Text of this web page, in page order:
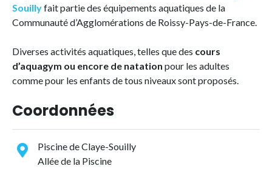
Souillyfait partie des équipements aquatiques de la
Communauté d’Agglomérations de Roissy-Pays-de-France.
Diverses activités aquatiques, telles que des cours
d’aquagym ou encore de natation pour les adultes
comme pour les enfants de tous niveaux sont proposés.
Coordonnées
Piscine de Claye-Souilly
Allée de la Piscine